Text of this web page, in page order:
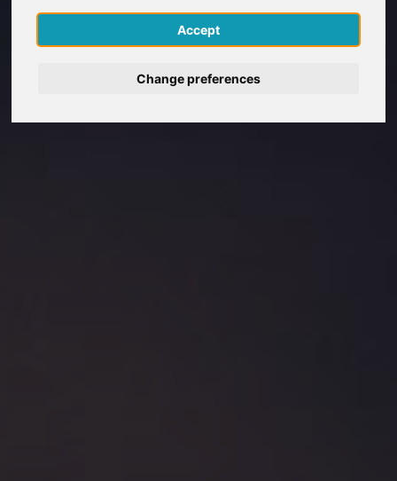
Accept
Change preferences
English
Deutsch
Nederlands